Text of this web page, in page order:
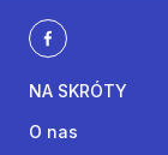
NA SKRÓTY
O nas